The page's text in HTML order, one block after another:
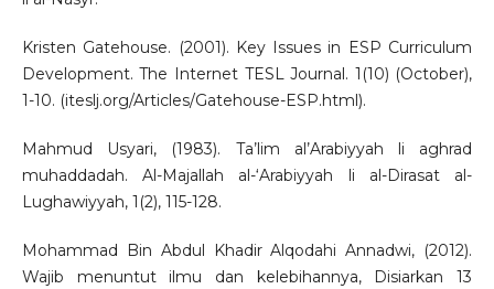
Kristen Gatehouse. (2001). Key Issues in ESP Curriculum
Development. The Internet TESL Journal. 1(10) (October),
1-10. (iteslj.org/Articles/Gatehouse-ESP.html).
Mahmud Usyari, (1983). Ta’lim al’Arabiyyah li aghrad
muhaddadah. Al-Majallah al-‘Arabiyyah li al-Dirasat al-
Lughawiyyah, 1(2), 115-128.
Mohammad Bin Abdul Khadir Alqodahi Annadwi, (2012).
Wajib menuntut ilmu dan kelebihannya, Disiarkan 13